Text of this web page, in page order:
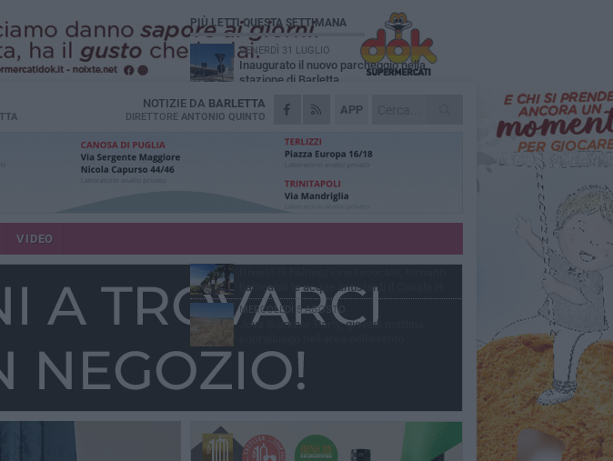
APP
NOTIZIE DA BARLETTA
DIRETTORE ANTONIO QUINTO
VIDEO
PIÙ LETTI QUESTA SETTIMANA
VENERDÌ 31 LUGLIO
Inaugurato il nuovo parcheggio nella
stazione di Barletta
MERCOLEDÌ 5 AGOSTO
Barletta piange Gioacchino Dagnello:
GIOVEDÌ 30 LUGLIO
gioielleria, banditi in fuga
DOMENICA 2 AGOSTO
Beni confiscati alla mafia. Nasce il servizio
VENERDÌ 31 LUGLIO
balneabili le acque antistanti il Canale H
MERCOLEDÌ 5 AGOSTO
Jova Summer Party, giovedì mattina